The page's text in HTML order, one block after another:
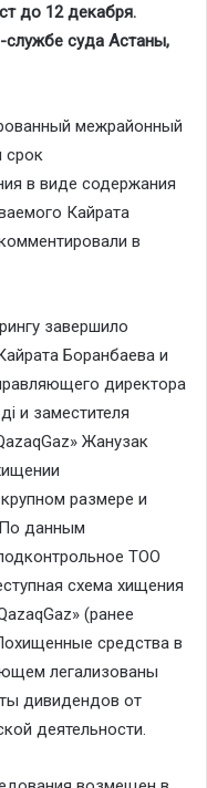
до 12 декабря.
суда Астаны,
межрайонный
срок
в виде содержания
Кайрата
в
завершило
Боранбаева и
директора
и заместителя
Жанузак
размере и
По данным
ТОО
схема хищения
(ранее
средства в
легализованы
дивидендов от
деятельности.